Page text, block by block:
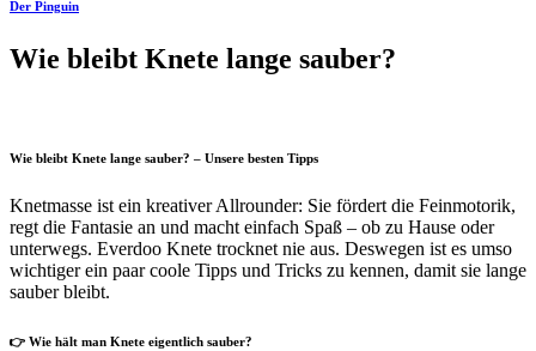
Der Pinguin
Wie bleibt Knete lange sauber?
Wie bleibt Knete lange sauber? – Unsere besten Tipps
Knetmasse ist ein kreativer Allrounder: Sie fördert die Feinmotorik,
regt die Fantasie an und macht einfach Spaß – ob zu Hause oder
unterwegs. Everdoo Knete trocknet nie aus. Deswegen ist es umso
wichtiger ein paar coole Tipps und Tricks zu kennen, damit sie lange
sauber bleibt.
👉 Wie hält man Knete eigentlich sauber?